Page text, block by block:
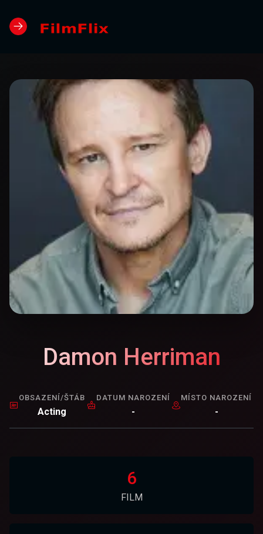
Damon Herriman
OBSAZENÍ/ŠTÁB
Acting
DATUM NAROZENÍ
-
MÍSTO NAROZENÍ
-
6
FILM